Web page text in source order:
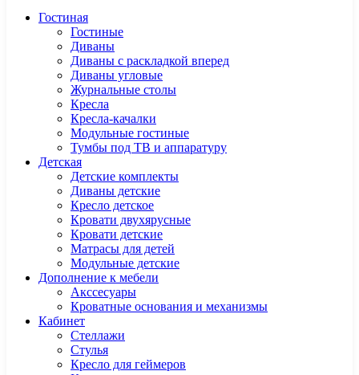
Гостиная
Гостиные
Диваны
Диваны с раскладкой вперед
Диваны угловые
Журнальные столы
Кресла
Кресла-качалки
Модульные гостиные
Тумбы под ТВ и аппаратуру
Детская
Детские комплекты
Диваны детские
Кресло детское
Кровати двухярусные
Кровати детские
Матрасы для детей
Модульные детские
Дополнение к мебели
Акссесуары
Кроватные основания и механизмы
Кабинет
Cтеллажи
Cтулья
Кресло для геймеров